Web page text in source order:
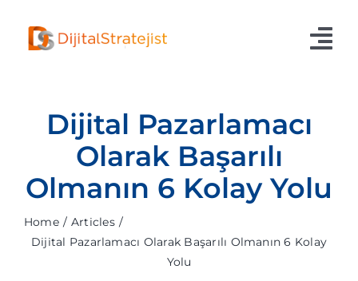
content
Hizmetlerimiz
Hakkımızda
Dijital Pazarlamacı
Olarak Başarılı
Olmanın 6 Kolay Yolu
Home
Articles
Dijital Pazarlamacı Olarak Başarılı Olmanın 6 Kolay
Yolu